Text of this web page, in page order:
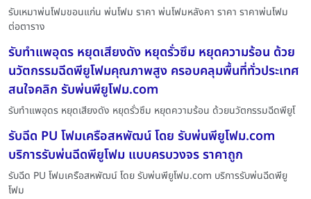
รับเหมาพ่นโฟมขอนแก่น พ่นโฟม ราคา พ่นโฟมหลังคา ราคา ราคาพ่นโฟม
ต่อตาราง
รับทำแพอุดร หยุดเสียงดัง หยุดรั่วซึม หยุดความร้อน ด้วย
นวัตกรรมฉีดพียูโฟมคุณภาพสูง ครอบคลุมพื้นที่ทั่วประเทศ
สนใจคลิก รับพ่นพียูโฟม.com
รับทำแพอุดร หยุดเสียงดัง หยุดรั่วซึม หยุดความร้อน ด้วยนวัตกรรมฉีดพียูโ
รับฉีด PU โฟมเครือสหพัฒน์ โดย รับพ่นพียูโฟม.com
บริการรับพ่นฉีดพียูโฟม แบบครบวงจร ราคาถูก
รับฉีด PU โฟมเครือสหพัฒน์ โดย รับพ่นพียูโฟม.com บริการรับพ่นฉีดพียู
โฟม